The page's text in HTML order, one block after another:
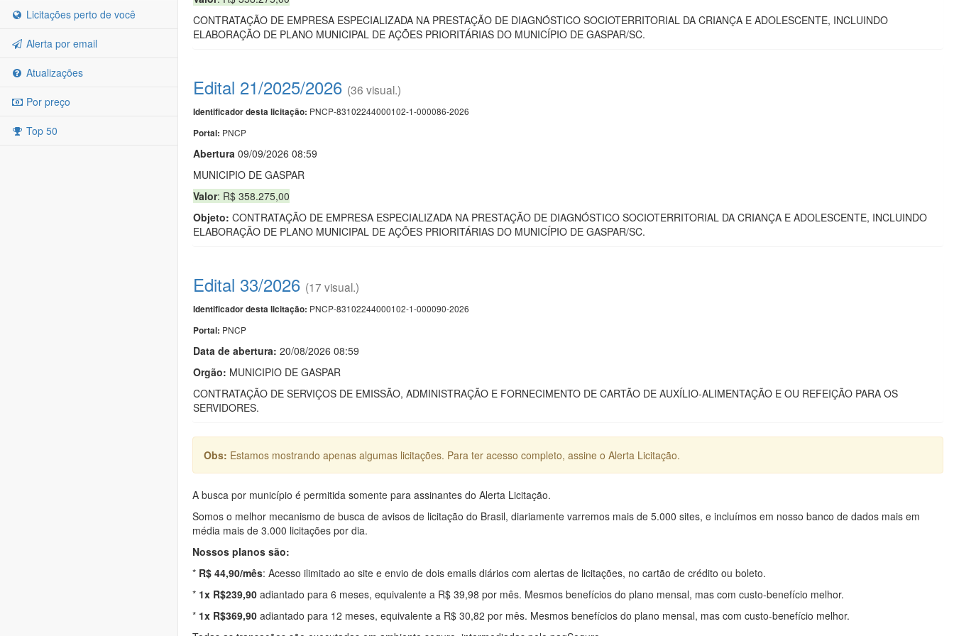
Licitações perto de você
Alerta por email
Atualizações
Por preço
Top 50
CONTRATAÇÃO DE EMPRESA ESPECIALIZADA NA PRESTAÇÃO DE DIAGNÓSTICO SOCIOTERRITORIAL DA CRIANÇA E ADOLESCENTE, INCLUINDO
ELABORAÇÃO DE PLANO MUNICIPAL DE AÇÕES PRIORITÁRIAS DO MUNICÍPIO DE GASPAR/SC.
Edital 21/2025/2026 (36 visual.)
Identificador desta licitação: PNCP-83102244000102-1-000086-2026
Portal: PNCP
Abertura 09/09/2026 08:59
MUNICIPIO DE GASPAR
Valor: R$ 358.275,00
Objeto: CONTRATAÇÃO DE EMPRESA ESPECIALIZADA NA PRESTAÇÃO DE DIAGNÓSTICO SOCIOTERRITORIAL DA CRIANÇA E ADOLESCENTE, INCLUINDO
ELABORAÇÃO DE PLANO MUNICIPAL DE AÇÕES PRIORITÁRIAS DO MUNICÍPIO DE GASPAR/SC.
Edital 33/2026 (17 visual.)
Identificador desta licitação: PNCP-83102244000102-1-000090-2026
Portal: PNCP
Data de abertura: 20/08/2026 08:59
Orgão: MUNICIPIO DE GASPAR
CONTRATAÇÃO DE SERVIÇOS DE EMISSÃO, ADMINISTRAÇÃO E FORNECIMENTO DE CARTÃO DE AUXÍLIO-ALIMENTAÇÃO E OU REFEIÇÃO PARA OS
SERVIDORES.
Obs: Estamos mostrando apenas algumas licitações. Para ter acesso completo, assine o Alerta Licitação.
A busca por município é permitida somente para assinantes do Alerta Licitação.
Somos o melhor mecanismo de busca de avisos de licitação do Brasil, diariamente varremos mais de 5.000 sites, e incluímos em nosso banco de dados mais em
média mais de 3.000 licitações por dia.
Nossos planos são:
* R$ 44,90/mês: Acesso ilimitado ao site e envio de dois emails diários com alertas de licitações, no cartão de crédito ou boleto.
* 1x R$239,90 adiantado para 6 meses, equivalente a R$ 39,98 por mês. Mesmos benefícios do plano mensal, mas com custo-benefício melhor.
* 1x R$369,90 adiantado para 12 meses, equivalente a R$ 30,82 por mês. Mesmos benefícios do plano mensal, mas com custo-benefício melhor.